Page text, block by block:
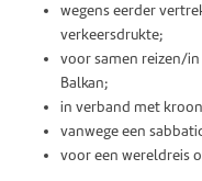
wegens eerder
verkeersdrukte;
voor samen reizen/
Balkan;
in verband met
vanwege een
voor een wereldreis